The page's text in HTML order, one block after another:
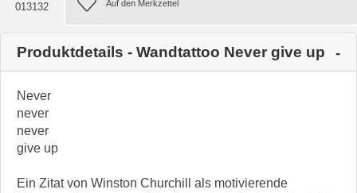
013132
Produktdetails - Wandtattoo Never give up
Never
never
never
give up
Ein Zitat von Winston Churchill als motivierende